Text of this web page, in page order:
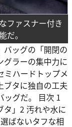
ファスナー付き
だ。
バッグの「開閉の
グラーの集中力に
ミハードトップメ
ブタに独自の工夫
ッグだ。 目次 1
タ」2 汚れや水に
ばないタフな相